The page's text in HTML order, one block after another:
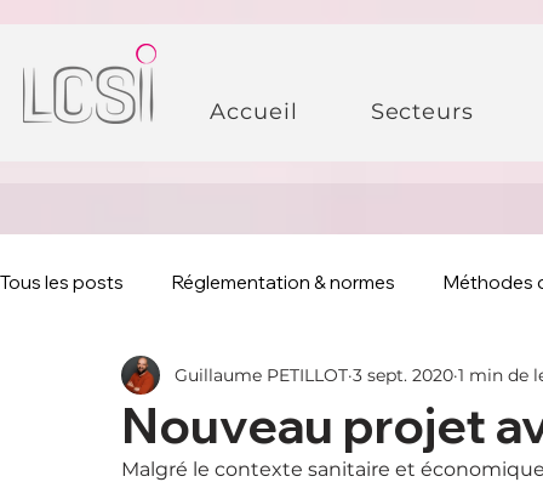
Accueil Secteurs
Tous les posts Réglementation & normes Méthodes
Nouveau projet
Guillaume PETILLOT 3 sept. 2020 1 min de
Malgré le contexte sanitaire et